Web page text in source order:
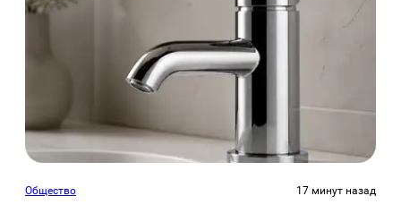
Общество 17 минут назад